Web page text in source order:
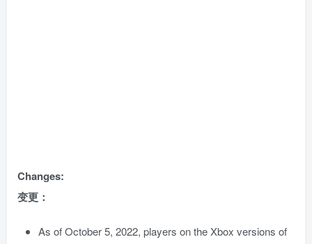
Changes:
变更：
As of October 5, 2022, players on the Xbox versions of